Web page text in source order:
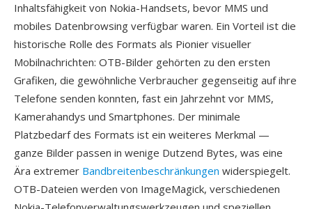
Inhaltsfähigkeit von Nokia-Handsets, bevor MMS und
mobiles Datenbrowsing verfügbar waren. Ein Vorteil ist die
historische Rolle des Formats als Pionier visueller
Mobilnachrichten: OTB-Bilder gehörten zu den ersten
Grafiken, die gewöhnliche Verbraucher gegenseitig auf ihre
Telefone senden konnten, fast ein Jahrzehnt vor MMS,
Kamerahandys und Smartphones. Der minimale
Platzbedarf des Formats ist ein weiteres Merkmal —
ganze Bilder passen in wenige Dutzend Bytes, was eine
Ära extremer Bandbreitenbeschränkungen widerspiegelt.
OTB-Dateien werden von ImageMagick, verschiedenen